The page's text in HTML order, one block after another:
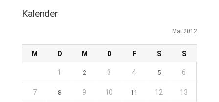
Kalender
Mai 2012
M D M D F S S
1 2 3 4 5 6
7 8 9 10 11 12 13